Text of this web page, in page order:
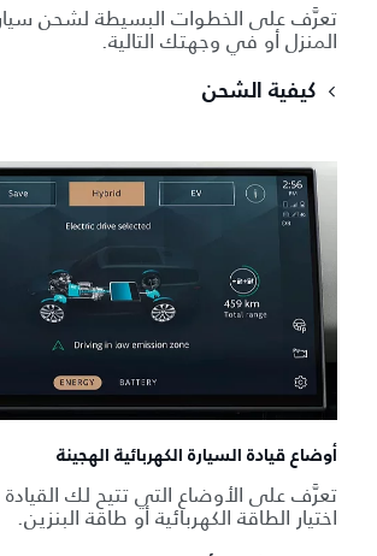
تعرَّف على الخطوات البسيطة لشحن
المنزل أو في وجهتك التالية.
كيفية الشحن
أوضاع قيادة السيارة الكهربائية الهجينة
تعرَّف على الأوضاع التي تتيح لك القيادة
اختيار الطاقة الكهربائية أو طاقة البنزين.